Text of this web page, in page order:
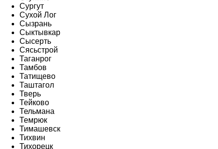
Сургут
Сухой Лог
Сызрань
Сыктывкар
Сысерть
Сясьстрой
Таганрог
Тамбов
Татищево
Таштагол
Тверь
Тейково
Тельмана
Темрюк
Тимашевск
Тихвин
Тихорецк